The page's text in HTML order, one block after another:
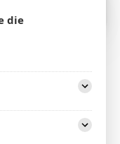
gibt
die